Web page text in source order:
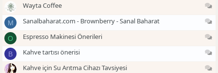
Wayta Coffee
M Sanalbaharat.com - Brownberry - Sanal Baharat
O Espresso Makinesi Önerileri
B Kahve tartısı önerisi
Kahve için Su Arıtma Cihazı Tavsiyesi